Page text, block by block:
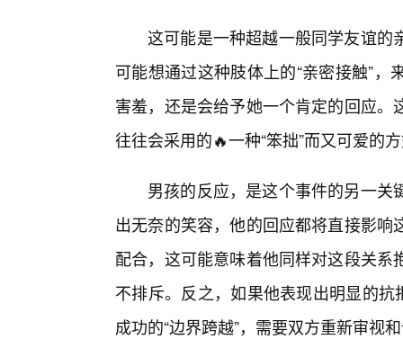
这可能是一种超越一般同学友谊的
可能想通过这种肢体上的“亲密接触”
害羞，还是会给予她一个肯定的回应
往往会采用的🔥一种“笨拙”而又可爱的
男孩的反应，是这个事件的另一
出无奈的笑容，他的回应都将直接影
配合，这可能意味着他同样对这段关
不排斥。反之，如果他表现出明显的
成功的“边界跨越”，需要双方重新审视